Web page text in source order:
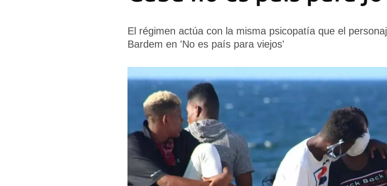
El régimen actúa con la misma psicopatía que el
Bardem en 'No es país para viejos'